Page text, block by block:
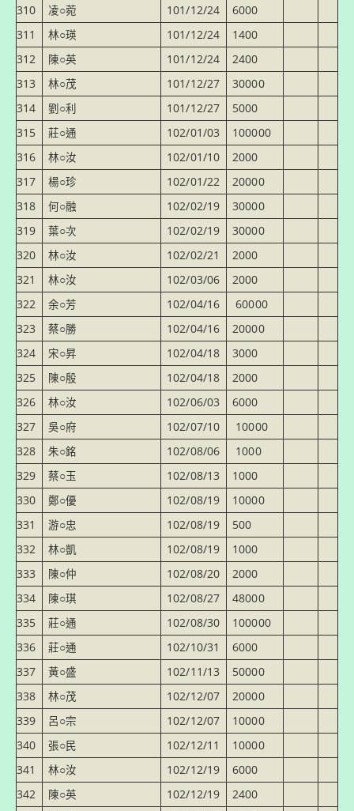
310 凌○菀 101/12/24
6000
311
林○瑛 101/12/24
1400
312
陳○英 101/12/24
2400
313
林○茂 101/12/27
30000
314
劉○利 101/12/27
5000
315
莊○通 102/01/03
100000
316
林○汝 102/01/10
2000
317
楊○珍 102/01/22
20000
318
何○融 102/02/19
30000
319
葉○次 102/02/19
30000
320
林○汝 102/02/21
2000
321
林○汝 102/03/06
2000
322
余○芳 102/04/16
60000
323
蔡○勝 102/04/16
20000
324
宋○昇 102/04/18
3000
325
陳○殷 102/04/18
2000
326
林○汝 102/06/03
6000
327
吳○府 102/07/10
10000
328
朱○銘 102/08/06
1000
329
蔡○玉 102/08/13
1000
330
鄭○優 102/08/19
10000
331
游○忠 102/08/19
500
332
林○凱 102/08/19
1000
333
陳○仲 102/08/20
2000
334
陳○琪 102/08/27
48000
335
莊○通 102/08/30
100000
336
莊○通 102/10/31
6000
337
黃○盛 102/11/13
50000
338
林○茂 102/12/07
20000
339
呂○宗 102/12/07
10000
340
張○民 102/12/11
10000
341
林○汝 102/12/19
6000
342
陳○英 102/12/19
2400